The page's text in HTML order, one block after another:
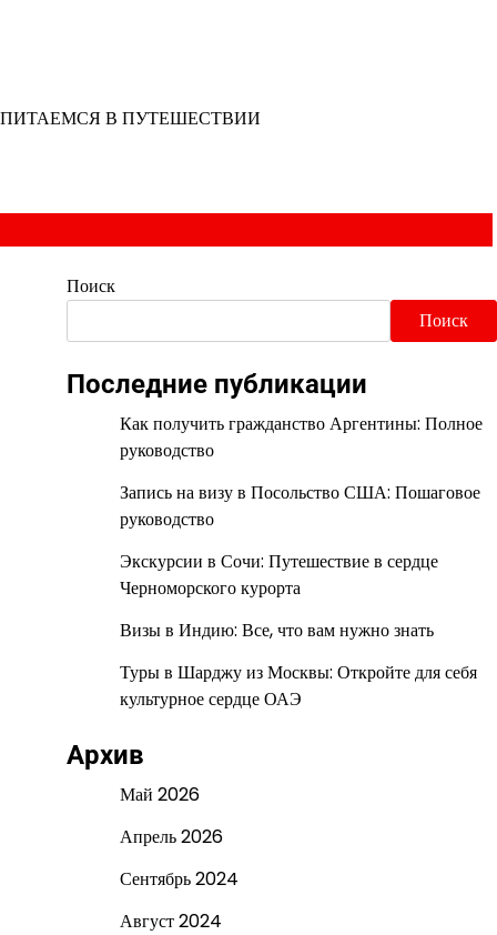
ПИТАЕМСЯ В ПУТЕШЕСТВИИ
Поиск
Поиск
Последние публикации
Как получить гражданство Аргентины: Полное
руководство
Запись на визу в Посольство США: Пошаговое
руководство
Экскурсии в Сочи: Путешествие в сердце
Черноморского курорта
Визы в Индию: Все, что вам нужно знать
Туры в Шарджу из Москвы: Откройте для себя
культурное сердце ОАЭ
Архив
Май 2026
Апрель 2026
Сентябрь 2024
Август 2024